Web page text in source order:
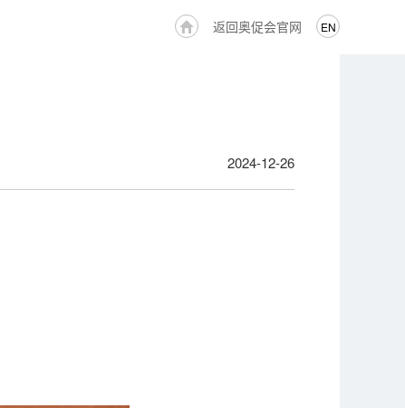
EN
返回奥促会官网
2024-12-26